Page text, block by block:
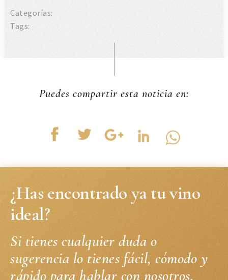
Categorías:
Tags:
Puedes compartir esta noticia en:
¿Has encontrado ya tu vino
ideal?
Si tienes cualquier duda o
sugerencia lo tienes fácil, cómodo y
rápido para hablar con nosotros.